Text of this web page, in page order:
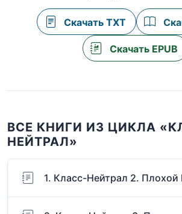
Скачать TXT
Скачать EPUB
ВСЕ КНИГИ ИЗ ЦИКЛА
НЕЙТРАЛ»
1. Класс-Нейтрал 2. Плохой